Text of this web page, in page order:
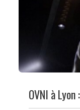
OVNI à